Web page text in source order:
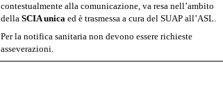
contestualmente alla comunicazione, va resa nell’ambito
dellaSCIA unica ed è trasmessa a cura del SUAP all’ASL.
Per la notifica sanitaria non devono essere richieste
asseverazioni.